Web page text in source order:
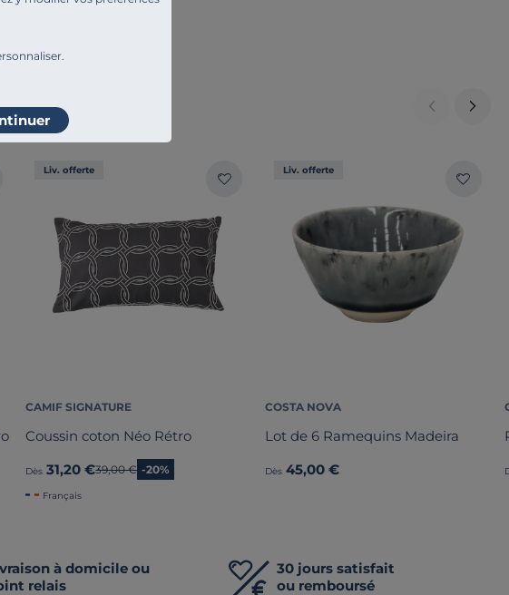
Liv. offerte
CAMIF SIGNATURE
Coussin coton Néo Rétro
Dès 31,20 €Ancien prix
39,00 € -20%
Français
Liv. offerte
COSTA NOVA
Lot de 6 Ramequins Madeira
Dès 45,00 €
à domicile ou
relais
30 jours satisfait
ou remboursé